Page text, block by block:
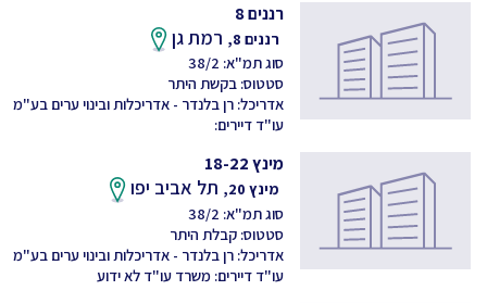
רננים 8
רננים 8, רמת גן
סוג תמ"א: 38/2
סטטוס: בקשת היתר
אדריכל: רן בלנדר - אדריכלות ובינוי ערים בע"מ
עו"ד דיירים:
מינץ 18-22
מינץ 20, תל אביב יפו
סוג תמ"א: 38/2
סטטוס: קבלת היתר
אדריכל: רן בלנדר - אדריכלות ובינוי ערים בע"מ
עו"ד דיירים: משרד עו"ד לא ידוע